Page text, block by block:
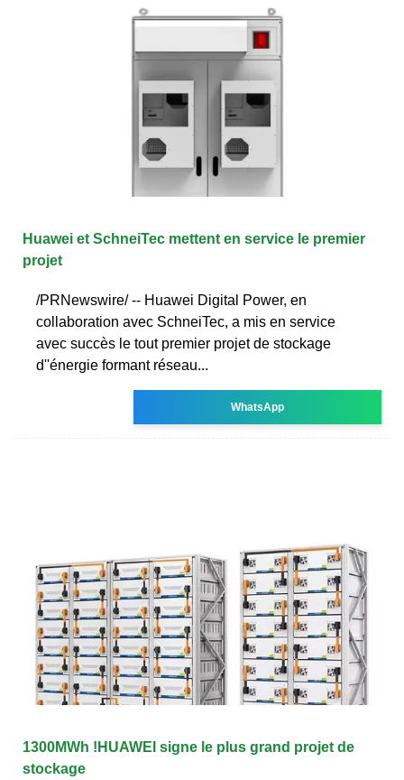
Huawei et SchneiTec mettent en service le premier
projet
/PRNewswire/ -- Huawei Digital Power, en
collaboration avec SchneiTec, a mis en service
avec succès le tout premier projet de stockage
d''énergie formant réseau...
WhatsApp
1300MWh !HUAWEI signe le plus grand projet de
stockage